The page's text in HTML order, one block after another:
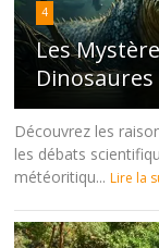
4
Les
Dinosaures
Découvrez les
les débats
météoritiqu... Lire la